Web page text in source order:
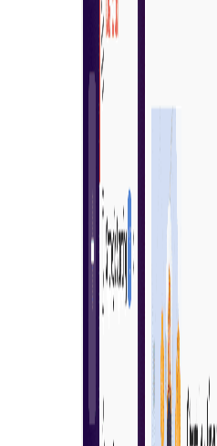
Word nu lid van het netwerk
Leveranciersbeheer dat
vertrouwen versterkt